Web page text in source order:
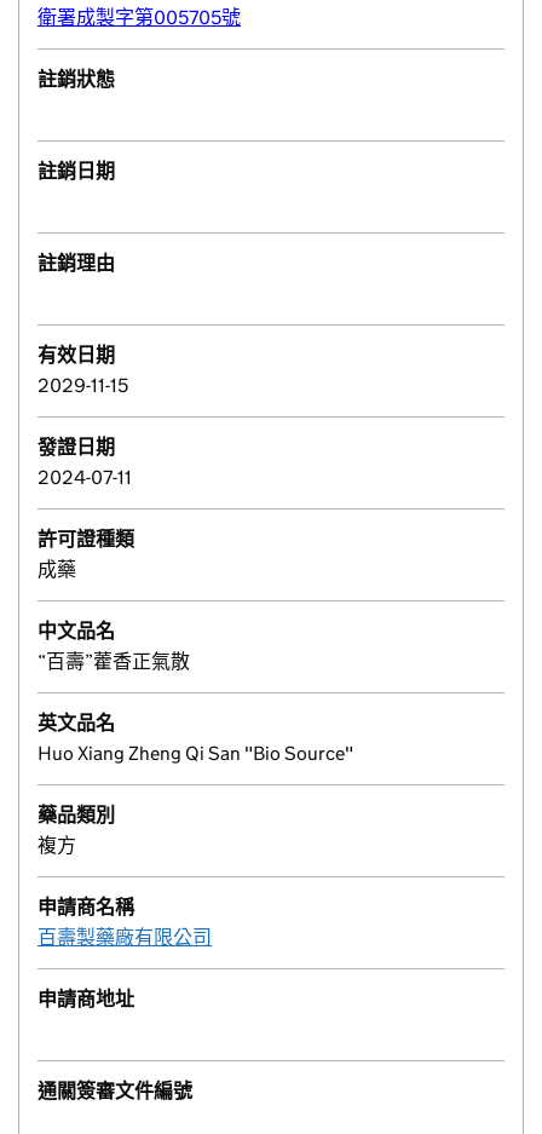
衛署成製字第005705號
註銷狀態
註銷日期
註銷理由
有效日期
2029-11-15
發證日期
2024-07-11
許可證種類
成藥
中文品名
“百壽”藿香正氣散
英文品名
Huo Xiang Zheng Qi San "Bio Source"
藥品類別
複方
申請商名稱
百壽製藥廠有限公司
申請商地址
通關簽審文件編號